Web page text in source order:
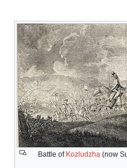
Battle of Kozludzha (now